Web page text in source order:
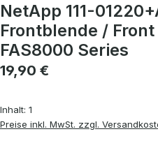
NetApp 111-
Frontblende /
FAS8000 Series
Regulärer Preis:
19,90 €
Inhalt: 1
Preise inkl. MwSt. zzgl.